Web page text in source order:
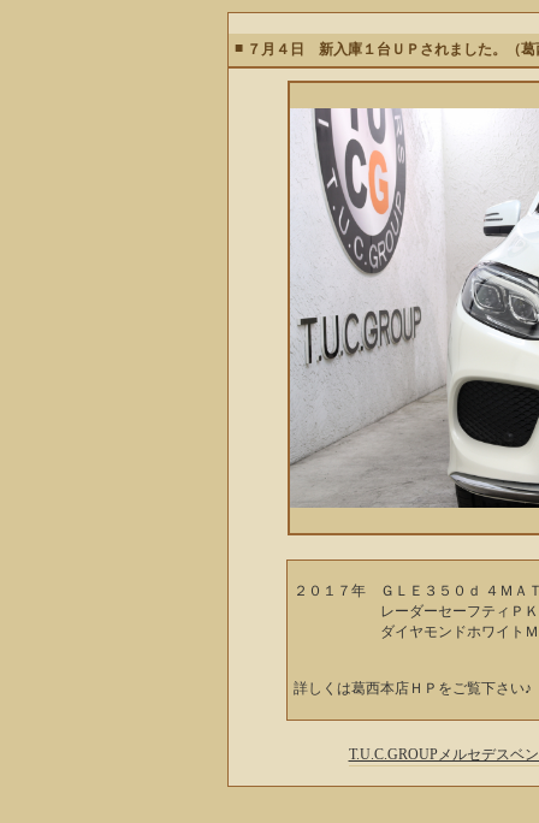
■ ７月４日 新入庫１台ＵＰされました。（葛
２０１７年 ＧＬＥ３５０ｄ ４ＭＡ
レーダーセーフティＰＫ
ダイヤモンドホワイトＭ
詳しくは葛西本店ＨＰをご覧下さい♪
T.U.C.GROUPメルセデスベ